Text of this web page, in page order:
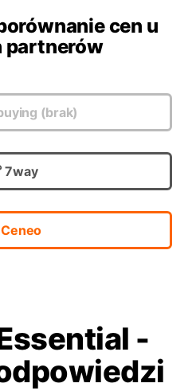
cen u
partnerów
(brak)
7way
-